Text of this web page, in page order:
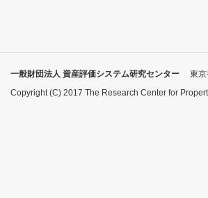
一般財団法人 資産評価システム研究センター
東
Copyright (C) 2017 The Research Center for